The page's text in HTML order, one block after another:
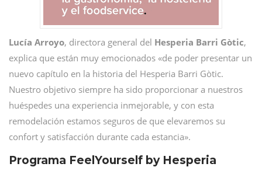
Lucía Arroyo, directora general del Hesperia Barri Gòtic,
explica que están muy emocionados «de poder presentar un
nuevo capítulo en la historia del Hesperia Barri Gòtic.
Nuestro objetivo siempre ha sido proporcionar a nuestros
huéspedes una experiencia inmejorable, y con esta
remodelación estamos seguros de que elevaremos su
confort y satisfacción durante cada estancia».
Programa FeelYourself by Hesperia